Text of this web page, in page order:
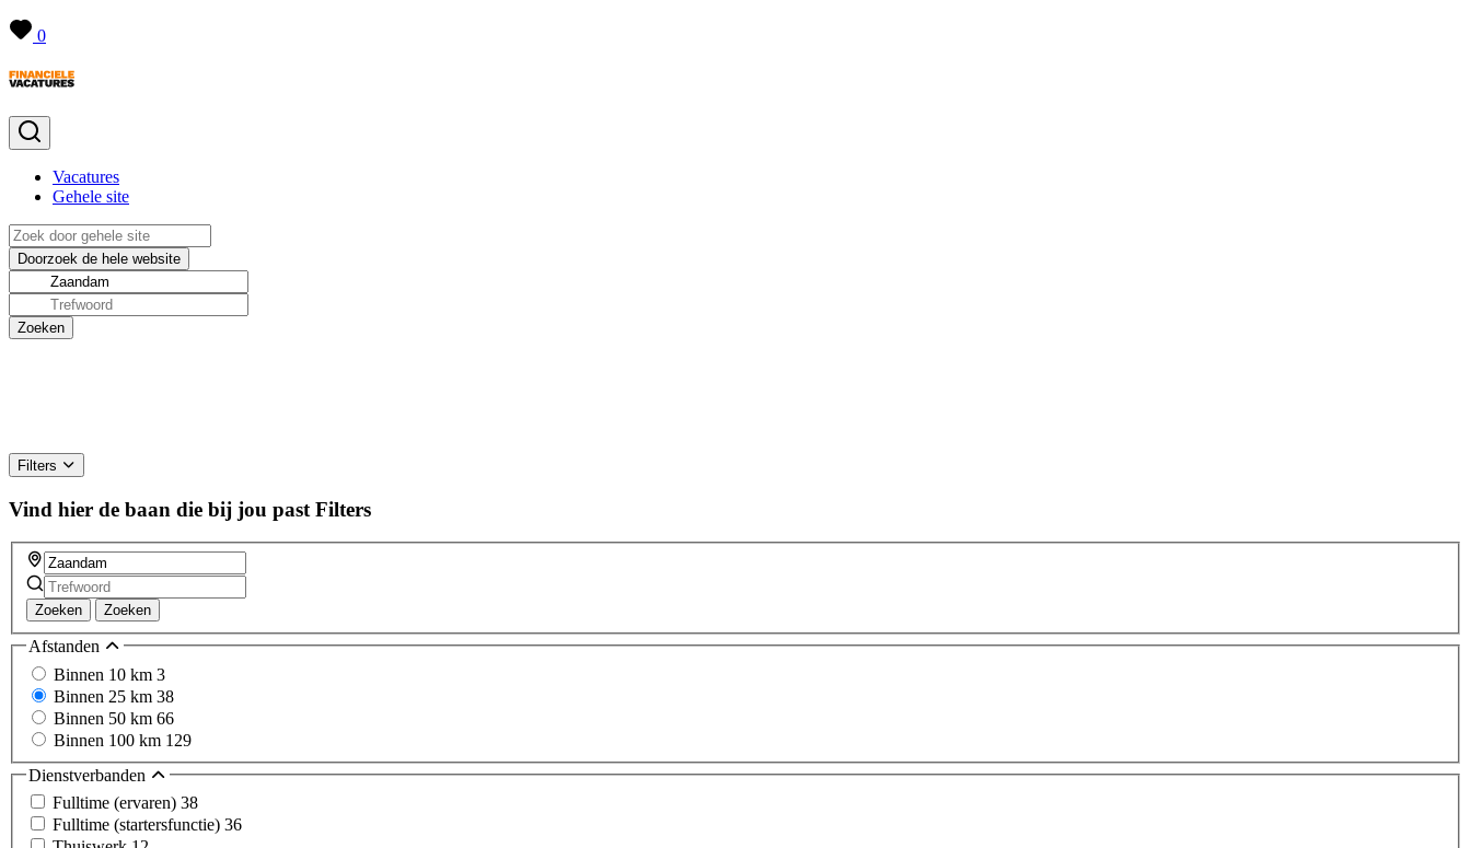
0
Vacatures
Gehele site
Filters
Vind hier de baan die bij jou past Filters
Zoeken Zoeken
Afstanden
Binnen 10 km 3
Binnen 25 km 38
Binnen 50 km 66
Binnen 100 km 129
Dienstverbanden
Fulltime (ervaren) 38
Fulltime (startersfunctie) 36